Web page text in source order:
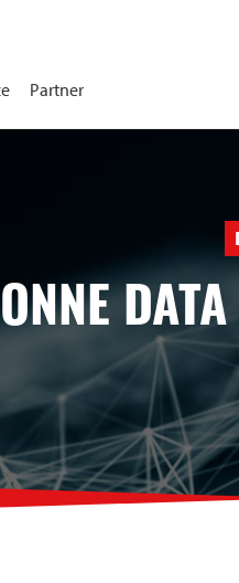
Partner